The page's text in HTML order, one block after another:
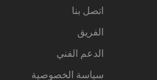
اتصل بنا
الفريق
الدعم الفني
سياسة الخصوصية